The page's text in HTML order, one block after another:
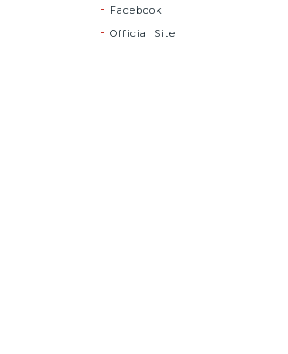
Facebook
Official Site